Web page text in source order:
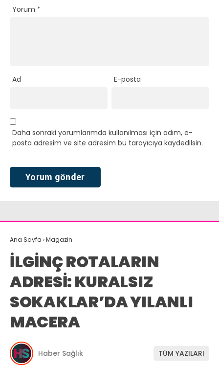
Yorum *
Ad E-posta
Daha sonraki yorumlarımda kullanılması için adım, e-
posta adresim ve site adresim bu tarayıcıya kaydedilsin.
Ana Sayfa ›Magazin
İLGİNÇ ROTALARIN
ADRESİ: KURALSIZ
SOKAKLAR’DA YILANLI
MACERA
Haber Sağlık TÜM YAZILARI